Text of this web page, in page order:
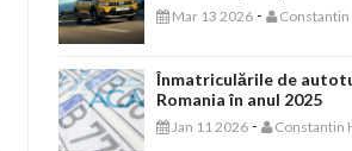
Mar 13 2026 - Constantin
Înmatriculările de
Romania în anul 2025
Jan 11 2026 - Constantin